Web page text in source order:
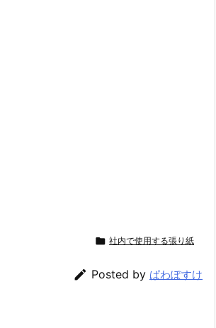
 社内で使用する張り紙
 Posted by ぱわぽすけ